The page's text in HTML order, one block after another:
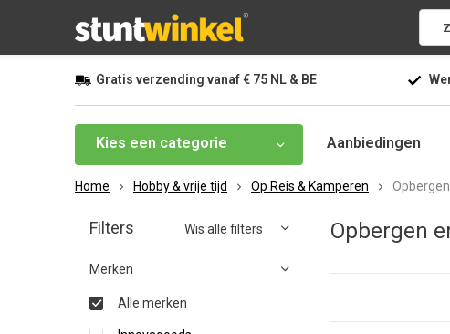
Gratis verzending vanaf€ 75 NL & BE
Kies een categorie Aanbiedingen
Home Hobby & vrije tijd Op Reis & Kamperen
Opbergen
Filters Wis alle filters
Merken
Alle merken